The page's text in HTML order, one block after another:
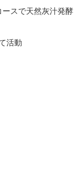
スで天然灰汁発酵
活動